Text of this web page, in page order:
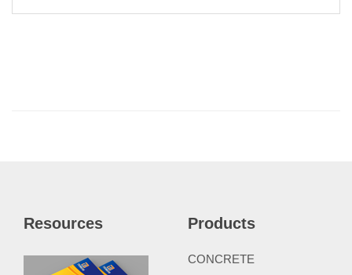
Resources Products
CONCRETE